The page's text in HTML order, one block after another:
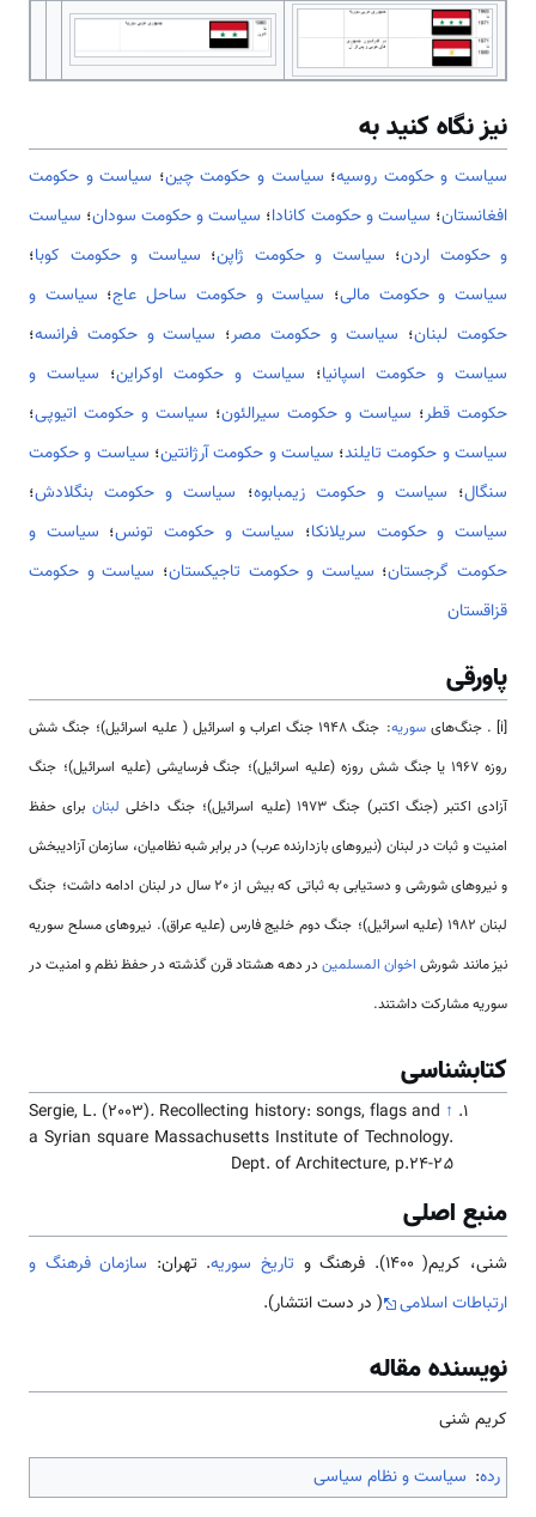
نیز نگاه کنید به
سیاست و حکومت روسیه؛ سیاست و حکومت چین؛ سیاست و حکومت
افغانستان؛ سیاست و حکومت کانادا؛ سیاست و حکومت سودان؛ سیاست
و حکومت اردن؛ سیاست و حکومت ژاپن؛ سیاست و حکومت کوبا؛
سیاست و حکومت مالی؛ سیاست و حکومت ساحل عاج؛ سیاست و
حکومت لبنان؛ سیاست و حکومت مصر؛ سیاست و حکومت فرانسه؛
سیاست و حکومت اسپانیا؛ سیاست و حکومت اوکراین؛ سیاست و
حکومت قطر؛ سیاست و حکومت سیرالئون؛ سیاست و حکومت اتیوپی؛
سیاست و حکومت تایلند؛ سیاست و حکومت آرژانتین؛ سیاست و حکومت
سنگال؛ سیاست و حکومت زیمبابوه؛ سیاست و حکومت بنگلادش؛
سیاست و حکومت سریلانکا؛ سیاست و حکومت تونس؛ سیاست و
حکومت گرجستان؛ سیاست و حکومت تاجیکستان؛ سیاست و حکومت
قزاقستان
پاورقی
[i] . جنگ­‌‌‌‌‌‌‌‌های سوریه: جنگ 1948 جنگ اعراب و اسرائیل ( علیه اسرائیل) ؛ جنگ شش
روزه 1967 یا جنگ شش روزه (علیه اسرائیل)
؛ جنگ فرسایشی (علیه اسرائیل)؛ جنگ
آزادی اکتبر (جنگ اکتبر) جنگ 1973 (علیه اسرائیل)
؛ جنگ داخلی لبنان برای حفظ
امنیت و ثبات در لبنان (نیرو‌‌‌‌‌‌‌‌های بازدارنده عرب) در برابر شبه نظامیان، سازمان آزادیبخش
و نیرو‌‌‌‌‌‌‌‌های شورشی و دستیابی به ثباتی که بیش از 20 سال در لبنان ادامه داشت؛
جنگ
لبنان 1982 (علیه اسرائیل)
؛ جنگ دوم خلیج فارس (علیه عراق). نیرو‌‌‌‌‌‌‌‌های مسلح سوریه
نیز مانند شورش اخوان المسلمین در دهه هشتاد قرن گذشته در حفظ نظم و امنیت در
سوریه مشارکت داشتند.
کتابشناسی
↑
Sergie, L. (2003). Recollecting history: songs, flags and
a Syrian square Massachusetts Institute of Technology.
Dept. of Architecture, p.24-25
منبع اصلی
شنی، کریم( 1400). فرهنگ و تاریخ سوریه. تهران: سازمان فرهنگ و
ارتباطات اسلامی
( در دست انتشار).
نویسنده مقاله
کریم شنی
رده: سیاست و نظام سیاسی